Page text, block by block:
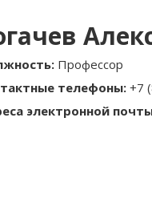
Профессор
телефоны: +7
электронной